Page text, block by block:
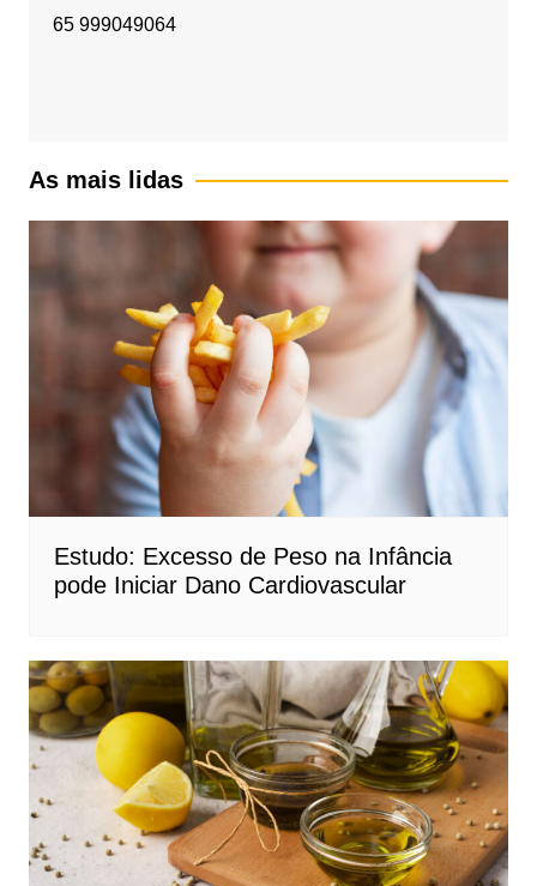
65 999049064
As mais lidas
Estudo: Excesso de Peso na Infância
pode Iniciar Dano Cardiovascular